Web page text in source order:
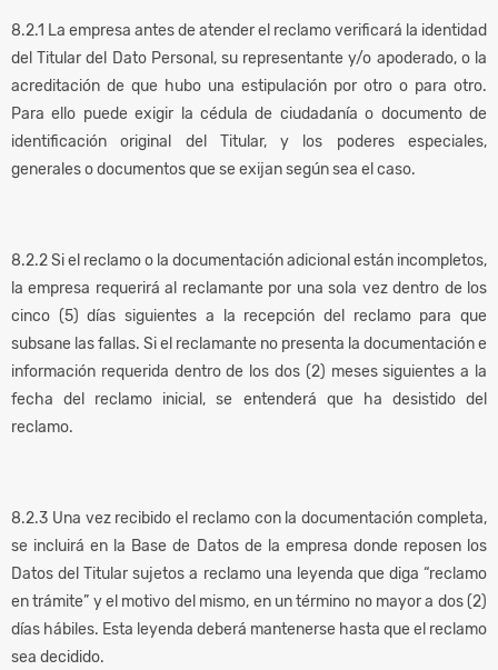
8.2.1 La empresa antes de atender el reclamo verificará la identidad
del Titular del Dato Personal, su representante y/o apoderado, o la
acreditación de que hubo una estipulación por otro o para otro.
Para ello puede exigir la cédula de ciudadanía o documento de
identificación original del Titular, y los poderes especiales,
generales o documentos que se exijan según sea el caso.
8.2.2 Si el reclamo o la documentación adicional están incompletos,
la empresa requerirá al reclamante por una sola vez dentro de los
cinco (5) días siguientes a la recepción del reclamo para que
subsane las fallas. Si el reclamante no presenta la documentación e
información requerida dentro de los dos (2) meses siguientes a la
fecha del reclamo inicial, se entenderá que ha desistido del
reclamo.
8.2.3 Una vez recibido el reclamo con la documentación completa,
se incluirá en la Base de Datos de la empresa donde reposen los
Datos del Titular sujetos a reclamo una leyenda que diga “reclamo
en trámite” y el motivo del mismo, en un término no mayor a dos (2)
días hábiles. Esta leyenda deberá mantenerse hasta que el reclamo
sea decidido.